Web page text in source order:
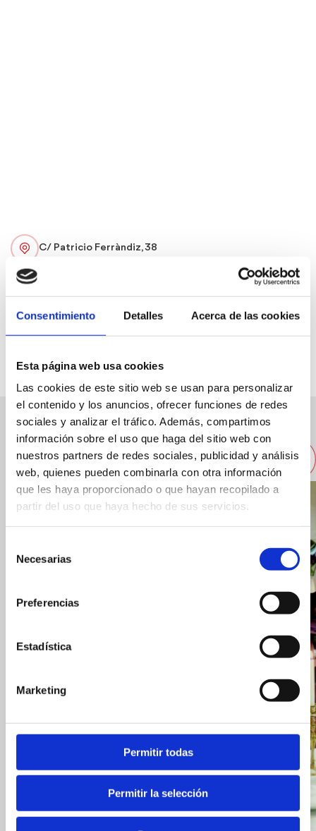
Consentimiento Detalles Acerca de las cookies
Esta página web usa cookies
Las cookies de este sitio web se usan para personalizar
el contenido y los anuncios, ofrecer funciones de redes
sociales y analizar el tráfico. Además, compartimos
información sobre el uso que haga del sitio web con
nuestros partners de redes sociales, publicidad y análisis
web, quienes pueden combinarla con otra información
que les haya proporcionado o que hayan recopilado a
partir del uso que haya hecho de sus servicios.
Necesarias
Preferencias
Estadística
Marketing
Permitir todas
Permitir la selección
C/ Patricio Ferràndiz, 38
Web
Other nearby companies